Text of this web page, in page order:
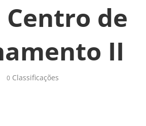
de
II
0Classificações